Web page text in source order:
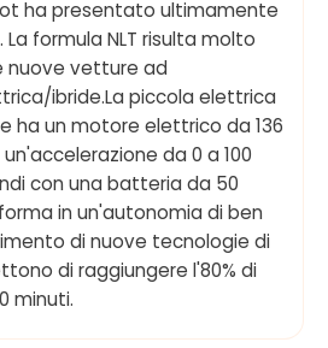
ha presentato ultimamente
formula NLT risulta molto
nuove vetture ad
ibride.La piccola elettrica
ha un motore elettrico da 136
da 0 a 100
con una batteria da 50
in un'autonomia di ben
di nuove tecnologie di
di raggiungere l'80% di
minuti.